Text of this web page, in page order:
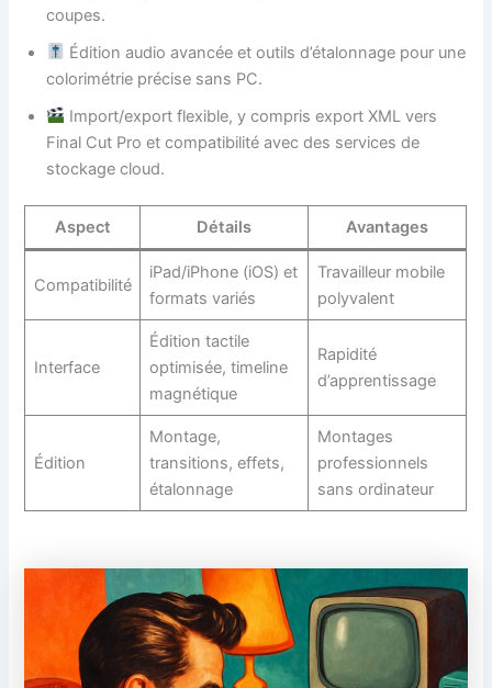
coupes.
Édition audio avancée et outils d’étalonnage pour une
colorimétrie précise sans PC.
Import/export flexible, y compris export XML vers
Final Cut Pro et compatibilité avec des services de
stockage cloud.
Aspect Détails Avantages
Compatibilité
iPad/iPhone (iOS) et
formats variés
Travailleur mobile
polyvalent
Interface
Édition tactile
optimisée, timeline
magnétique
Rapidité
d’apprentissage
Édition
Montage,
transitions, effets,
étalonnage
Montages
professionnels
sans ordinateur